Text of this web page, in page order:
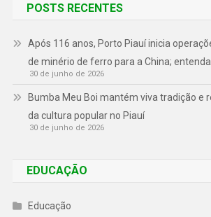
POSTS RECENTES
Após 116 anos, Porto Piauí inicia
de minério de ferro para a China;
30 de junho de 2026
Bumba Meu Boi mantém viva tradição e
da cultura popular no Piauí
30 de junho de 2026
EDUCAÇÃO
Educação